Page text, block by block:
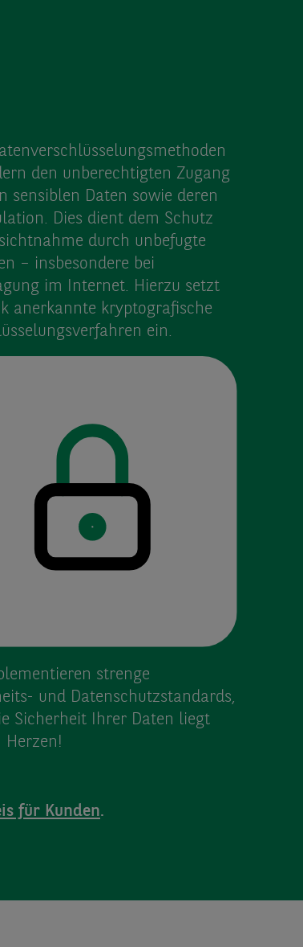
den unberechtigten Zugang
sensiblen Daten sowie deren
Dies dient dem Schutz
durch unbefugte
– insbesondere bei
im Internet. Hierzu setzt
anerkannte kryptografische
ein.
strenge
und Datenschutz­standards,
Sicherheit Ihrer Daten liegt
Herzen!
für Kunden.